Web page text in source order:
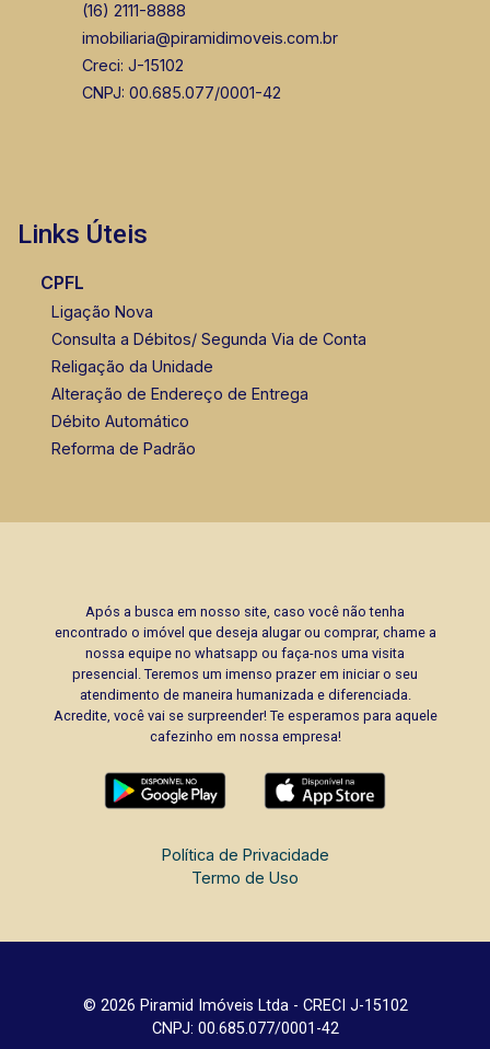
(16) 2111-8888
imobiliaria@piramidimoveis.com.br
Creci: J-15102
CNPJ: 00.685.077/0001-42
Links Úteis
CPFL
Ligação Nova
Consulta a Débitos/ Segunda Via de Conta
Religação da Unidade
Alteração de Endereço de Entrega
Débito Automático
Reforma de Padrão
Após a busca em nosso site, caso você não tenha
encontrado o imóvel que deseja alugar ou comprar, chame a
nossa equipe no whatsapp ou faça-nos uma visita
presencial. Teremos um imenso prazer em iniciar o seu
atendimento de maneira humanizada e diferenciada.
Acredite, você vai se surpreender! Te esperamos para aquele
cafezinho em nossa empresa!
Política de Privacidade
Termo de Uso
© 2026 Piramid Imóveis Ltda - CRECI J-15102
CNPJ: 00.685.077/0001-42